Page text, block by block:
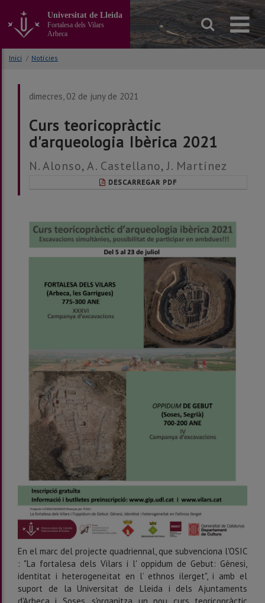
contingut
principal
Universitat de Lleida
Fortalesa dels Vilars
Arbeca
Inici / Notícies
dimecres, 02 de juny de 2021
Curs teoricopràctic
d'arqueologia Ibèrica 2021
N. Alonso, A. Castellano, J. Martínez
DESCARREGAR PDF
En el marc del projecte quadriennal, que subvenciona l'OSIC
: "La fortalesa dels Vilars i l' oppidum de Gebut: Gènesi,
identitat i heterogeneïtat en l’ ethnos ilerget", i amb el
suport de la Universitat de Lleida i dels Ajuntaments